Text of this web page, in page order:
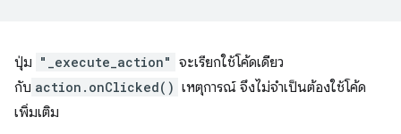
ปุ่ม "_execute_action" จะเรียกใช้โค้ดเดียว
กับ action.onClicked() เหตุการณ์ จึงไม่จำเป็นต้องใช้โค้ด
เพิ่มเติม